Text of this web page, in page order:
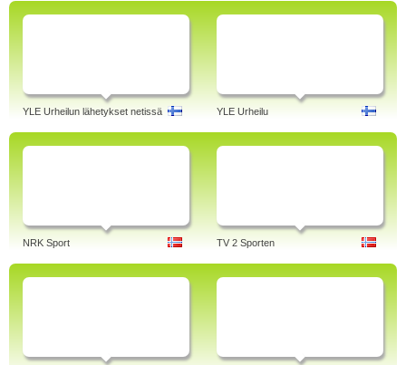
YLE Urheilun lähetykset netissä YLE Urheilu
NRK Sport TV 2 Sporten